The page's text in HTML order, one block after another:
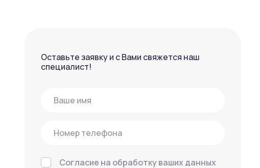
Оставьте заявку и с Вами свяжется наш
специалист!
Согласие на обработку ваших данных